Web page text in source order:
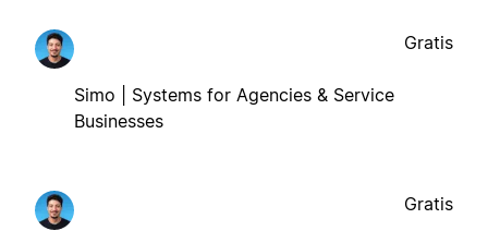
Simo | Systems for Agencies & Service
Businesses
Gratis
Gratis